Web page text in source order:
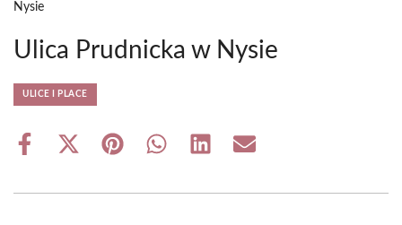
Nysie
Ulica Prudnicka w Nysie
ULICE I PLACE
Share
Share
(Twitter)
Share Share Share Share